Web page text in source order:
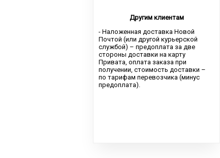
Другим клиентам
- Наложенная доставка Новой
Почтой (или другой курьерской
службой) – предоплата за две
стороны доставки на карту
Привата, оплата заказа при
получении, стоимость доставки –
по тарифам перевозчика (минус
предоплата).